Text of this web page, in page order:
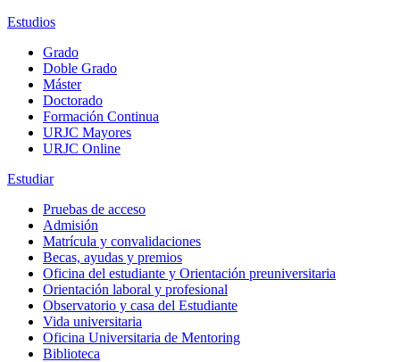
Estudios
Grado
Doble Grado
Máster
Doctorado
Formación Continua
URJC Mayores
URJC Online
Estudiar
Pruebas de acceso
Admisión
Matrícula y convalidaciones
Becas, ayudas y premios
Oficina del estudiante y Orientación preuniversitaria
Orientación laboral y profesional
Observatorio y casa del Estudiante
Vida universitaria
Oficina Universitaria de Mentoring
Biblioteca